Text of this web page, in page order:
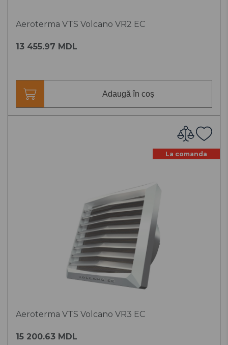
Aeroterma VTS Volcano VR2 EC
13 455.97 MDL
Adaugă în coș
La comanda
Aeroterma VTS Volcano VR3 EC
15 200.63 MDL